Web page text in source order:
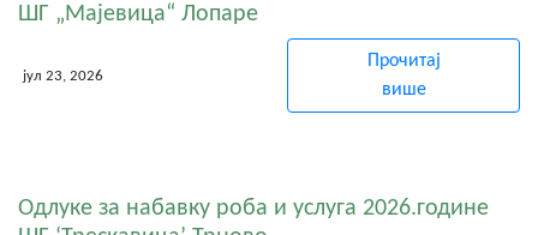
ШГ „Мајевица“ Лопаре
јул 23, 2026
Прочитај
више
Одлуке за набавку роба и услуга 2026.године